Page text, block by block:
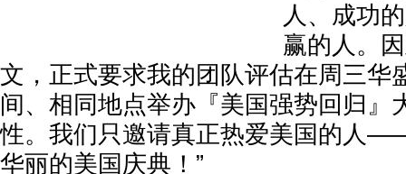
人、成功
赢的人。
文，正式要求我的团队评估在周三华
间、相同地点举办『美国强势回归』
性。我们只邀请真正热爱美国的人
华丽的美国庆典！”